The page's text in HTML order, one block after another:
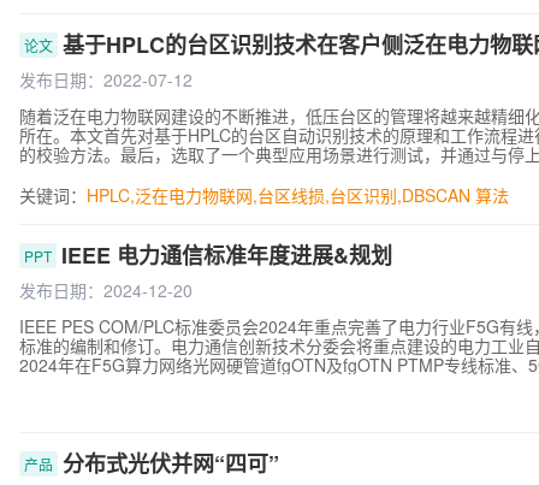
论文 基于HPLC的台区识别技术在客户侧泛在电力物
发布日期：2022-07-12
随着泛在电力物联网建设的不断推进，低压台区的管理将越来越精
所在。本文首先对基于HPLC的台区自动识别技术的原理和工作流程
的校验方法。最后，选取了一个典型应用场景进行测试，并通过与
关键词： HPLC,泛在电力物联网,台区线损,台区识别,DBSCAN 算法
PPT IEEE 电力通信标准年度进展&规划
发布日期：2024-12-20
IEEE PES COM/PLC标准委员会2024年重点完善了电力行业F5G有
标准的编制和修订。电力通信创新技术分委会将重点建设的电力工
2024年在F5G算力网络光网硬管道fgOTN及fgOTN PTMP专线标准
产品 分布式光伏并网“四可”